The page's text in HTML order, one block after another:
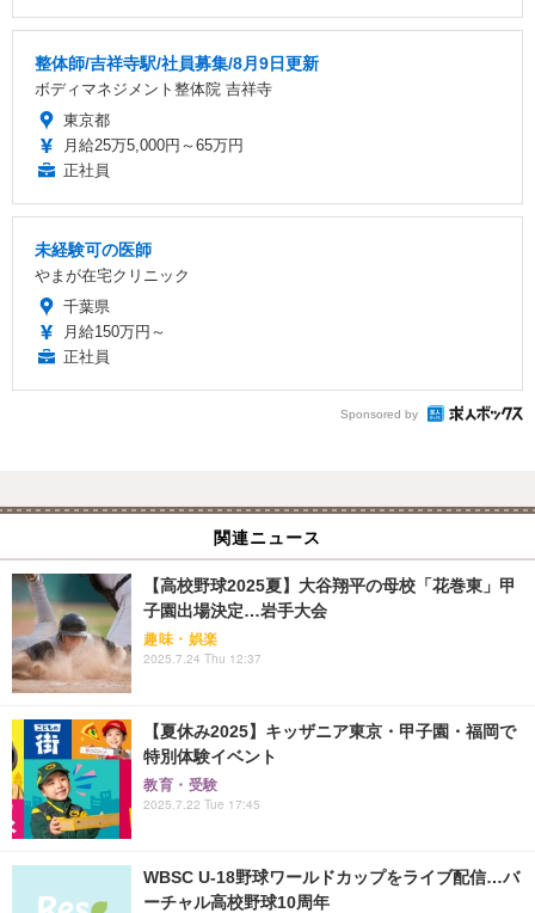
整体師/吉祥寺駅/社員募集/8月9日更新
ボディマネジメント整体院 吉祥寺
東京都
月給25万5,000円～65万円
正社員
未経験可の医師
やまが在宅クリニック
千葉県
月給150万円～
正社員
Sponsored by
関連ニュース
【高校野球2025夏】大谷翔平の母校「花巻東」甲
子園出場決定…岩手大会
趣味・娯楽
2025.7.24 Thu 12:37
【夏休み2025】キッザニア東京・甲子園・福岡で
特別体験イベント
教育・受験
2025.7.22 Tue 17:45
WBSC U-18野球ワールドカップをライブ配信…バ
ーチャル高校野球10周年